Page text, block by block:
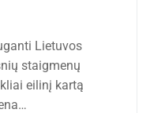
Lietuvos
staigmenų
eilinį kartą